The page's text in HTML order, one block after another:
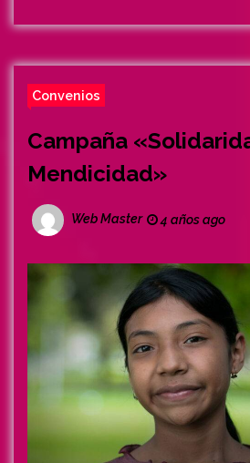
Convenios
Campaña
Mendicidad»
Web Master 4 años ago